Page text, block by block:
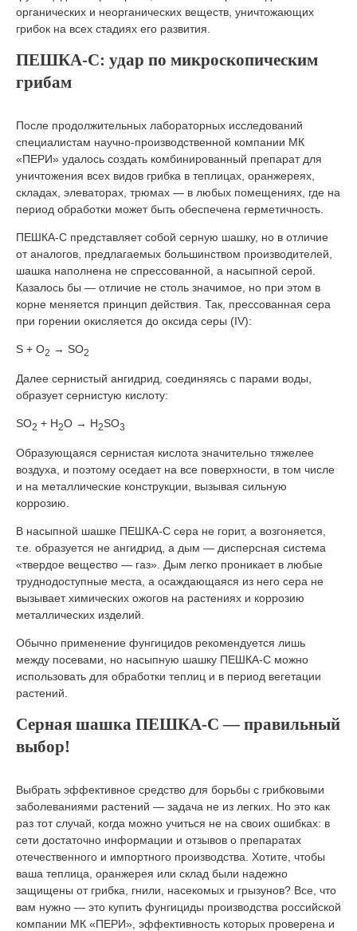
органических и неорганических веществ, уничтожающих
грибок на всех стадиях его развития.
ПЕШКА-С: удар по микроскопическим
грибам
После продолжительных лабораторных исследований
специалистам научно-производственной компании МК
«ПЕРИ» удалось создать комбинированный препарат для
уничтожения всех видов грибка в теплицах, оранжереях,
складах, элеваторах, трюмах — в любых помещениях, где на
период обработки может быть обеспечена герметичность.
ПЕШКА-С представляет собой серную шашку, но в отличие
от аналогов, предлагаемых большинством производителей,
шашка наполнена не спрессованной, а насыпной серой.
Казалось бы — отличие не столь значимое, но при этом в
корне меняется принцип действия. Так, прессованная сера
при горении окисляется до оксида серы (IV):
S + O2 → SO2
Далее сернистый ангидрид, соединяясь с парами воды,
образует сернистую кислоту:
SO2 + Н2O → Н2SO3
Образующаяся сернистая кислота значительно тяжелее
воздуха, и поэтому оседает на все поверхности, в том числе
и на металлические конструкции, вызывая сильную
коррозию.
В насыпной шашке ПЕШКА-С сера не горит, а возгоняется,
т.е. образуется не ангидрид, а дым — дисперсная система
«твердое вещество — газ». Дым легко проникает в любые
труднодоступные места, а осаждающаяся из него сера не
вызывает химических ожогов на растениях и коррозию
металлических изделий.
Обычно применение фунгицидов рекомендуется лишь
между посевами, но насыпную шашку ПЕШКА-С можно
использовать для обработки теплиц и в период вегетации
растений.
Серная шашка ПЕШКА-С — правильный
выбор!
Выбрать эффективное средство для борьбы с грибковыми
заболеваниями растений — задача не из легких. Но это как
раз тот случай, когда можно учиться не на своих ошибках: в
сети достаточно информации и отзывов о препаратах
отечественного и импортного производства. Хотите, чтобы
ваша теплица, оранжерея или склад были надежно
защищены от грибка, гнили, насекомых и грызунов? Все, что
вам нужно — это купить фунгициды производства российской
компании МК «ПЕРИ», эффективность которых проверена и